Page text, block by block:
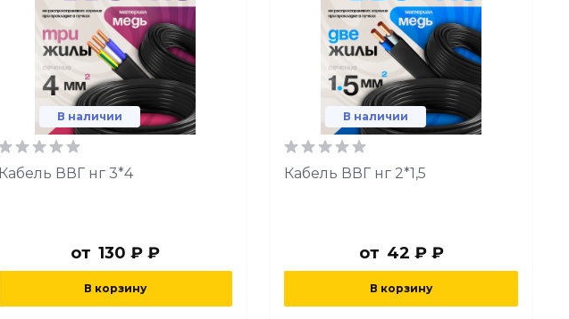
В наличии
Кабель ВВГ нг 3*4
от 130 ₽ ₽
В корзину
В наличии
Кабель ВВГ нг 2*1,5
от 42 ₽ ₽
В корзину